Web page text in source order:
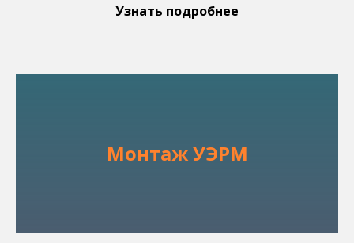
Узнать подробнее
Монтаж УЭРМ